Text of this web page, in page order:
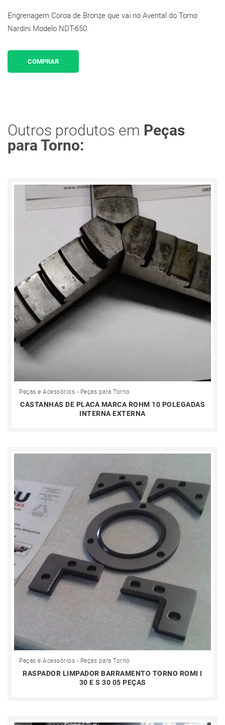
Engrenagem Coroa de Bronze que vai no Avental do Torno
Nardini Modelo NDT-650.
COMPRAR
Outros produtos em Peças
para Torno:
Peças e Acessórios - Peças para Torno
CASTANHAS DE PLACA MARCA ROHM 10 POLEGADAS
INTERNA EXTERNA
Peças e Acessórios - Peças para Torno
RASPADOR LIMPADOR BARRAMENTO TORNO ROMI I
30 E S 30 05 PEÇAS